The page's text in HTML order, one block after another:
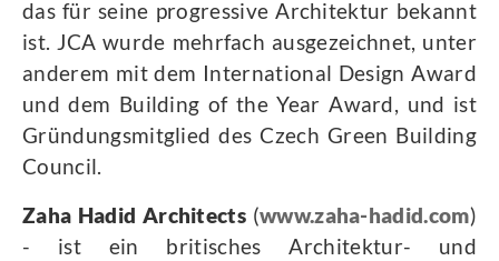
das für seine progressive Architektur bekannt
ist. JCA wurde mehrfach ausgezeichnet, unter
anderem mit dem International Design Award
und dem Building of the Year Award, und ist
Gründungsmitglied des Czech Green Building
Council.
Zaha Hadid Architects (www.zaha-hadid.com)
- ist ein britisches Architektur- und